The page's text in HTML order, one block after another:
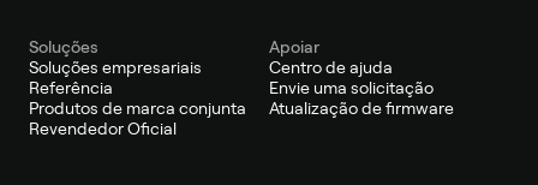
Soluções
Soluções empresariais
Referência
Produtos de marca conjunta
Revendedor Oficial
Apoiar
Centro de ajuda
Envie uma solicitação
Atualização de firmware